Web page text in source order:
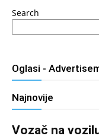
Search
Oglasi -
Najnovije
Vozač na